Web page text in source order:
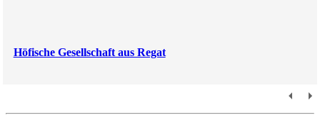
Höfische Gesellschaft aus Regat